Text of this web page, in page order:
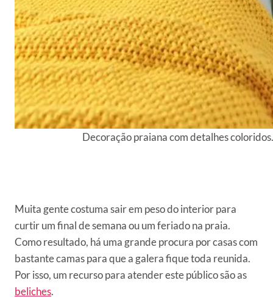
Decoração praiana com detalhes
Muita gente costuma sair em peso do interior para
curtir um final de semana ou um feriado na praia.
Como resultado, há uma grande procura por casas com
bastante camas para que a galera fique toda reunida.
Por isso, um recurso para atender este público são as
beliches.